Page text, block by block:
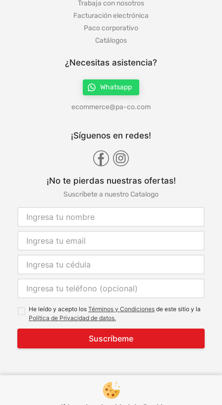
Trabaja con nosotros
Facturación electrónica
Paco corporativo
Catálogos
¿Necesitas asistencia?
Whatsapp
ecommerce@pa-co.com
¡Síguenos en redes!
¡No te pierdas nuestras ofertas!
Suscríbete a nuestro Catalogo
He leído y acepto los Términos y Condiciones de este sitio y la
Política de Privacidad de datos.
Suscríbeme
© 2021 Todos los derechos reservados
developed by